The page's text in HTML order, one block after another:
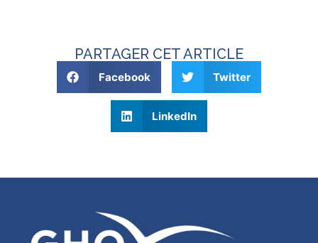
PARTAGER CET ARTICLE
Facebook Twitter
LinkedIn